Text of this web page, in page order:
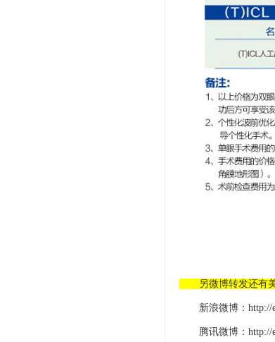
另微博转发还有美
新浪微博：http://
腾讯微博：http://